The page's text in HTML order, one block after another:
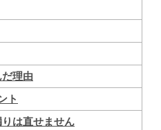
理由
ト
は直せません